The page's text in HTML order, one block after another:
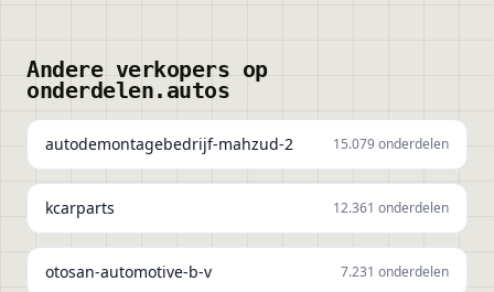
Andere verkopers op
onderdelen.autos
autodemontagebedrijf-mahzud-2 15.079onderdelen
kcarparts 12.361 onderdelen
otosan-automotive-b-v 7.231 onderdelen